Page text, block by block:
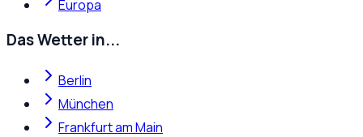
Europa
Das Wetter in...
Berlin
München
Frankfurt am Main